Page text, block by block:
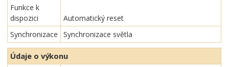
Funkce k
dispozici
Automatický reset
Synchronizace
Synchronizace světla
Údaje o výkonu